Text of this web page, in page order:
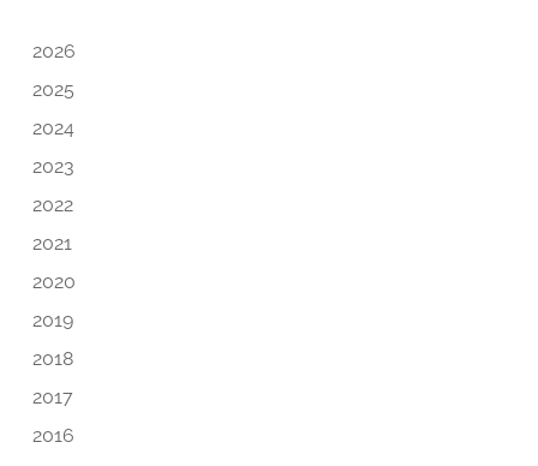
2026
2025
2024
2023
2022
2021
2020
2019
2018
2017
2016